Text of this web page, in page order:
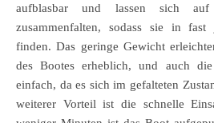
aufblasbar und lassen sich
zusammenfalten, sodass sie in
finden. Das geringe Gewicht
des Bootes erheblich, und auch
einfach, da es sich im gefalteten
weiterer Vorteil ist die schnelle